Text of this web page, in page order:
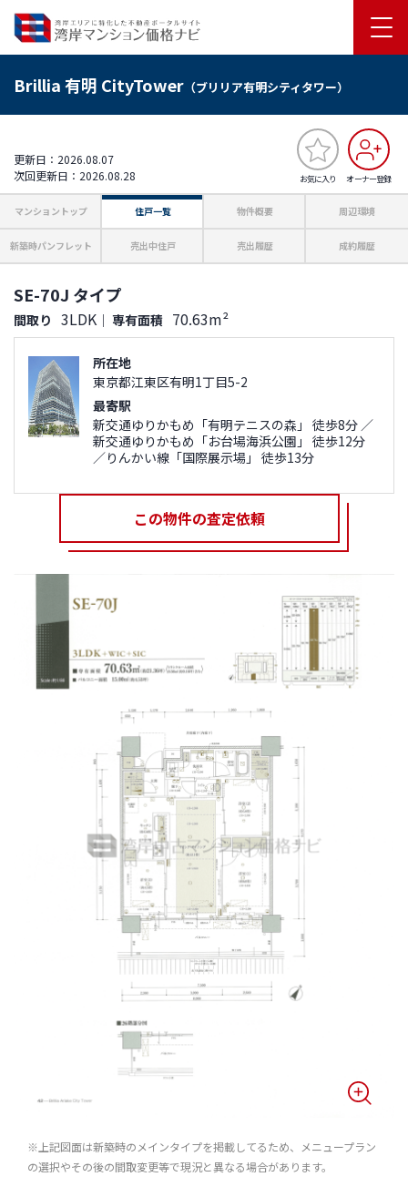
Brillia 有明 CityTower （ブリリア有明シティタワー）
お気に入り オーナー登録
更新日：2026.08.07
次回更新日：2026.08.28
マンショントップ 住戸一覧 物件概要 周辺環境
新築時パンフレット 売出中住戸 売出履歴 成約履歴
SE-70J タイプ
間取り 3LDK ｜ 専有面積 70.63m²
所在地
東京都江東区有明1丁目5-2
最寄駅
新交通ゆりかもめ「有明テニスの森」 徒歩8分 ／
新交通ゆりかもめ「お台場海浜公園」 徒歩12分
／りんかい線「国際展示場」 徒歩13分
この物件の査定依頼
※上記図面は新築時のメインタイプを掲載してるため、メニュープラン
の選択やその後の間取変更等で現況と異なる場合があります。